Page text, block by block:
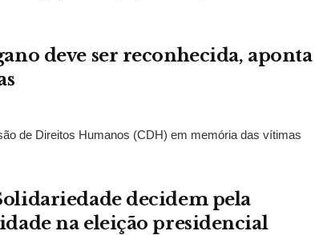
deve ser reconhecida, aponta
de Direitos Humanos (CDH) em memória das vítimas
decidem pela
na eleição presidencial